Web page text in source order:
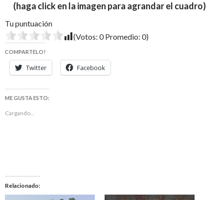
(haga click en la imagen para agrandar el cuadro)
Tu puntuación
(Votos: 0Promedio: 0)
COMPARTELO!
Twitter Facebook
ME GUSTA ESTO:
Cargando...
Relacionado